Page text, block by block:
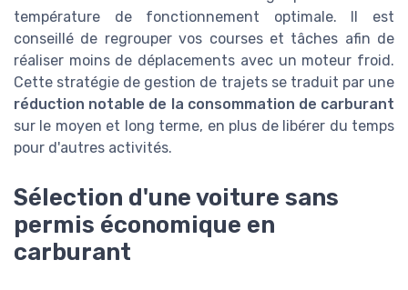
température de fonctionnement optimale. Il est
conseillé de regrouper vos courses et tâches afin de
réaliser moins de déplacements avec un moteur froid.
Cette stratégie de gestion de trajets se traduit par une
réduction notable de la consommation de carburant
sur le moyen et long terme, en plus de libérer du temps
pour d'autres activités.
Sélection d'une voiture sans
permis économique en
carburant